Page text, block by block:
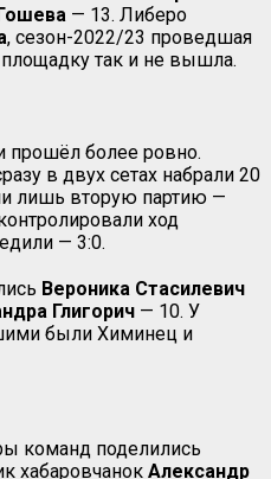
— 13. Либеро
, сезон-2022/23 проведшая
так и не вышла.
прошёл более ровно.
в двух сетах набрали 20
лишь вторую партию —
ход
— 3:0.
Вероника Стасилевич
Глигорич — 10. У
были Химинец и
команд поделились
хабаровчанок Александр